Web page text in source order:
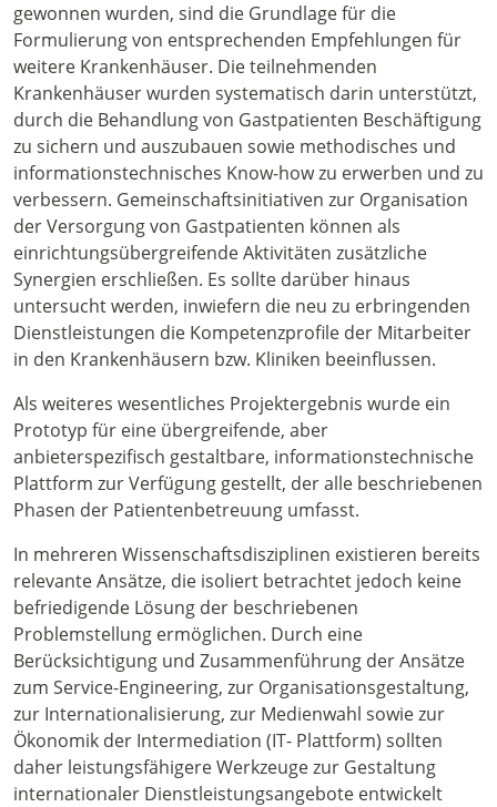
gewonnen wurden, sind die Grundlage für die
Formulierung von entsprechenden Empfehlungen für
weitere Krankenhäuser. Die teilnehmenden
Krankenhäuser wurden systematisch darin unterstützt,
durch die Behandlung von Gastpatienten Beschäftigung
zu sichern und auszubauen sowie methodisches und
informationstechnisches Know-how zu erwerben und zu
verbessern. Gemeinschaftsinitiativen zur Organisation
der Versorgung von Gastpatienten können als
einrichtungsübergreifende Aktivitäten zusätzliche
Synergien erschließen. Es sollte darüber hinaus
untersucht werden, inwiefern die neu zu erbringenden
Dienstleistungen die Kompetenzprofile der Mitarbeiter
in den Krankenhäusern bzw. Kliniken beeinflussen.
Als weiteres wesentliches Projektergebnis wurde ein
Prototyp für eine übergreifende, aber
anbieterspezifisch gestaltbare, informationstechnische
Plattform zur Verfügung gestellt, der alle beschriebenen
Phasen der Patientenbetreuung umfasst.
In mehreren Wissenschaftsdisziplinen existieren bereits
relevante Ansätze, die isoliert betrachtet jedoch keine
befriedigende Lösung der beschriebenen
Problemstellung ermöglichen. Durch eine
Berücksichtigung und Zusammenführung der Ansätze
zum Service-Engineering, zur Organisationsgestaltung,
zur Internationalisierung, zur Medienwahl sowie zur
Ökonomik der Intermediation (IT- Plattform) sollten
daher leistungsfähigere Werkzeuge zur Gestaltung
internationaler Dienstleistungsangebote entwickelt